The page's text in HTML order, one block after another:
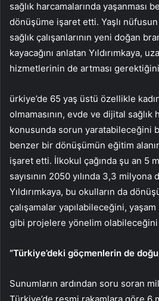
sağlık harcamalarında yaşanması
dönüşüme işaret etti. Yaşlı
sağlık çalışanlarının yeni doğan
kayacağını anlatan Yıldırımkaya,
hizmetlerinin de artması
ürkiye’de 65 yaş üstü özellikle
olmamasının, evde ve dijital
konusunda sorun yaratabileceğini
benzer bir dönüşümün eğitim
işaret etti. İlkokul çağında şu an 5
sayısının 2050 yılında 3,3
Yıldırımkaya, bu okulların da
çalışamalar yapılabileceğini,
gibi projelere yönelim
“Türkiye’deki göçmenlerin de
Sunumların ardından soru soran